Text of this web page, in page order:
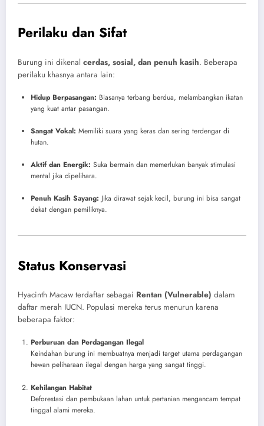
Perilaku dan Sifat
Burung ini dikenal cerdas, sosial, dan penuh kasih. Beberapa
perilaku khasnya antara lain:
Hidup Berpasangan: Biasanya terbang berdua, melambangkan ikatan
yang kuat antar pasangan.
Sangat Vokal: Memiliki suara yang keras dan sering terdengar di
hutan.
Aktif dan Energik: Suka bermain dan memerlukan banyak stimulasi
mental jika dipelihara.
Penuh Kasih Sayang: Jika dirawat sejak kecil, burung ini bisa sangat
dekat dengan pemiliknya.
Status Konservasi
Hyacinth Macaw terdaftar sebagai Rentan (Vulnerable) dalam
daftar merah IUCN. Populasi mereka terus menurun karena
beberapa faktor:
Perburuan dan Perdagangan Ilegal
Keindahan burung ini membuatnya menjadi target utama perdagangan
hewan peliharaan ilegal dengan harga yang sangat tinggi.
Kehilangan Habitat
Deforestasi dan pembukaan lahan untuk pertanian mengancam tempat
tinggal alami mereka.